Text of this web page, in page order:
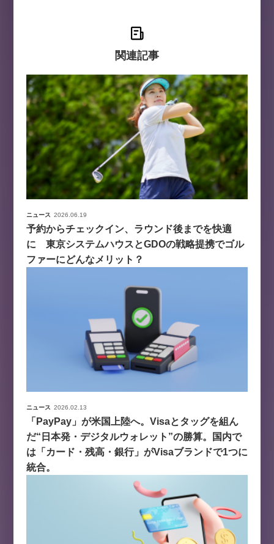
関連記事
ニュース 2026.06.19
予約からチェックイン、ラウンド後までを快適
に 東京システムハウスとGDOの戦略提携でゴル
ファーにどんなメリット？
ニュース 2026.02.13
「PayPay」が米国上陸へ。Visaとタッグを組ん
だ“日本発・デジタルウォレット”の勝算。国内で
は「カード・残高・銀行」がVisaブランドで1つに
統合。